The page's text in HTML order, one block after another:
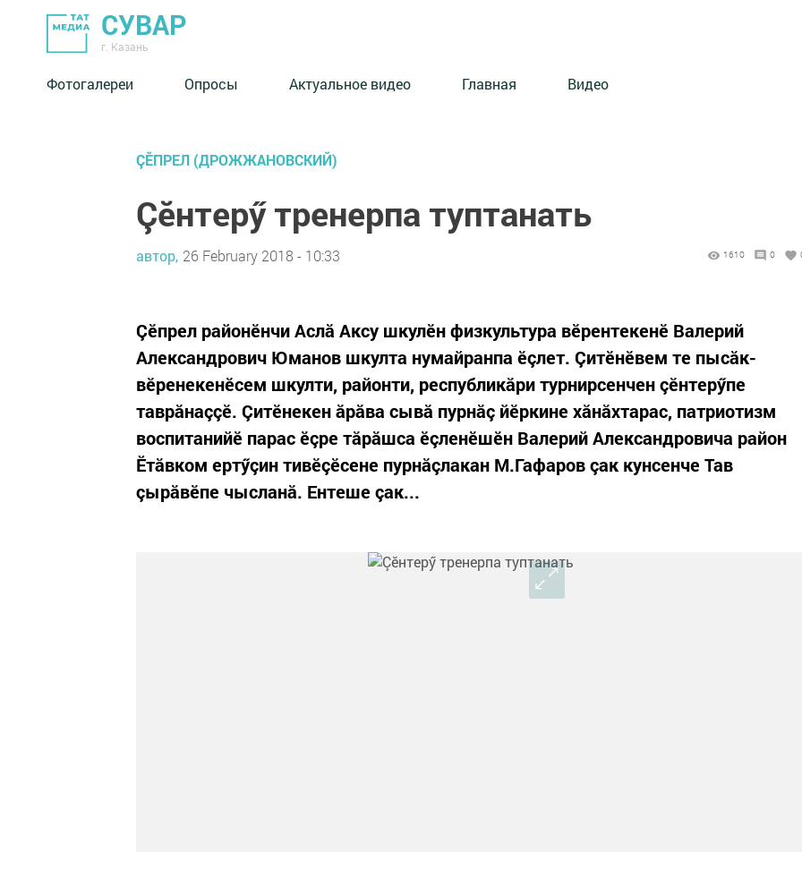
СУВАР
г. Казань
Фотогалереи Опросы Актуальное видео Главная Видео
ÇĔПРЕЛ (ДРОЖЖАНОВСКИЙ)
Çӗнтерӳ тренерпа туптанать
автор, 26 February 2018 - 10:33 1610 0
Çӗпрел районӗнчи Аслă Аксу шкулӗн физкультура вӗрентекенӗ Валерий
Александрович Юманов шкулта нумайранпа ӗçлет. Çитӗнӗвем те пысăк-
вӗренекенӗсем шкулти, районти, республикăри турнирсенчен çӗнтерӳпе
таврăнаççӗ. Çитӗнекен ăрăва сывă пурнăç йӗркине хăнăхтарас, патриотизм
воспитанийӗ парас ӗçре тăрăшса ӗçленӗшӗн Валерий Александровича район
Ӗтăвком ертӳçин тивӗçӗсене пурнăçлакан М.Гафаров çак кунсенче Тав
çырăвӗпе чысланă. Ентеше çак...